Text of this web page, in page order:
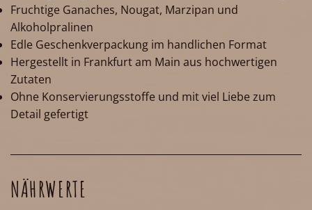
Fruchtige Ganaches, Nougat, Marzipan und
Alkoholpralinen
Edle Geschenkverpackung im handlichen Format
Hergestellt in Frankfurt am Main aus hochwertigen
Zutaten
Ohne Konservierungsstoffe und mit viel Liebe zum
Detail gefertigt
NÄHRWERTE